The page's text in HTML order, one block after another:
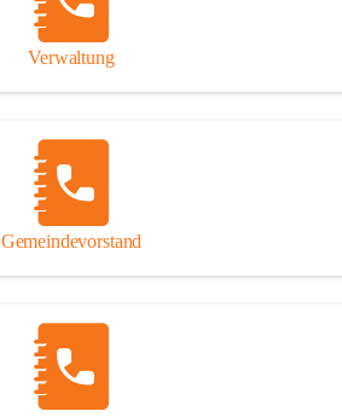
Verwaltung
Gemeindevorstand